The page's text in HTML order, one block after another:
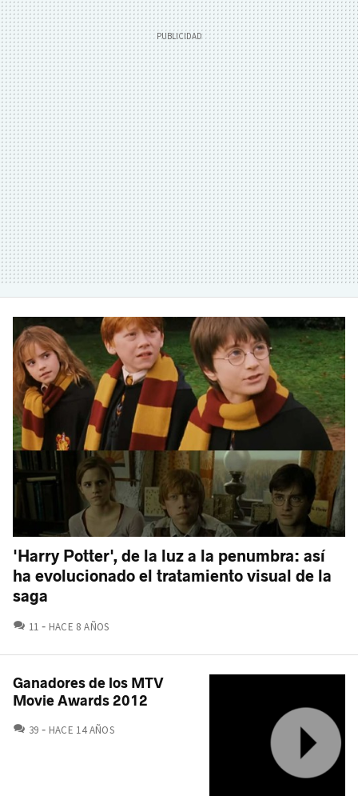
'Harry Potter', de la luz a la penumbra: así
ha evolucionado el tratamiento visual de la
saga
11 COMENTARIOS
HACE 8 AÑOS
Ganadores de los MTV
Movie Awards 2012
39 COMENTARIOS
HACE 14 AÑOS